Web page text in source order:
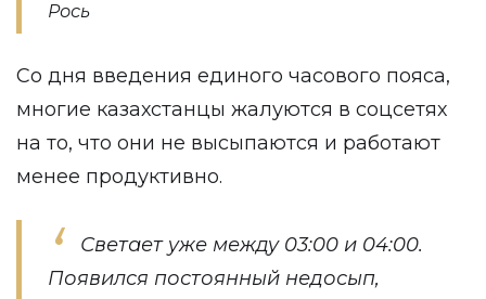
Рось
Со дня введения единого часового пояса,
многие казахстанцы жалуются в соцсетях
на то, что они не высыпаются и работают
менее продуктивно.
Светает уже между 03:00 и 04:00.
Появился постоянный недосып,